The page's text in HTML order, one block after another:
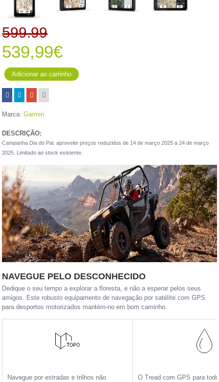
599.99
539,99€
Marca:Garmin
DESCRIÇÃO:
Campanha Dia do Pai: aproveite preços reduzidos de 14 de março 2025 a 24 de março
2025. Limitado ao stock existente.
NAVEGUE PELO DESCONHECIDO
Dedique o seu tempo a explorar a floresta, e não a esperar pelos seus
amigos. Este robusto equipamento de navegação por satélite com GPS
para desportos motorizados mantém-no em bom caminho.
Navegue por estradas e trilhos não
O Tread com GPS para